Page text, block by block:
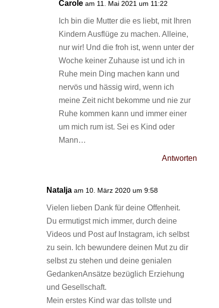
Carole am 11. Mai 2021 um 11:22
Ich bin die Mutter die es liebt, mit Ihren
Kindern Ausflüge zu machen. Alleine,
nur wir! Und die froh ist, wenn unter der
Woche keiner Zuhause ist und ich in
Ruhe mein Ding machen kann und
nervös und hässig wird, wenn ich
meine Zeit nicht bekomme und nie zur
Ruhe kommen kann und immer einer
um mich rum ist. Sei es Kind oder
Mann…
Antworten
Natalja am 10. März 2020 um 9:58
Vielen lieben Dank für deine Offenheit.
Du ermutigst mich immer, durch deine
Videos und Post auf Instagram, ich selbst
zu sein. Ich bewundere deinen Mut zu dir
selbst zu stehen und deine genialen
GedankenAnsätze bezüglich Erziehung
und Gesellschaft.
Mein erstes Kind war das tollste und